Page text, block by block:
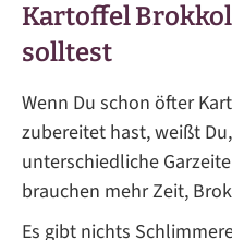
Kartoffel
solltest
Wenn Du schon öfter
zubereitet hast, weißt
unterschiedliche
brauchen mehr Zeit,
Es gibt nichts